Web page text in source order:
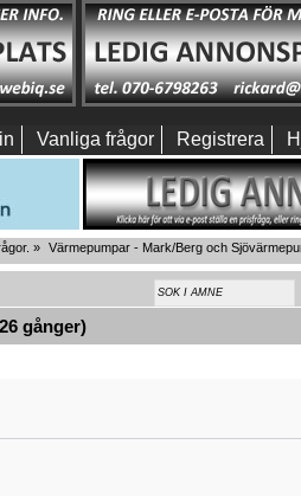
Vanliga frågor Registrera
» Värmepumpar - Mark/Berg och
gånger)